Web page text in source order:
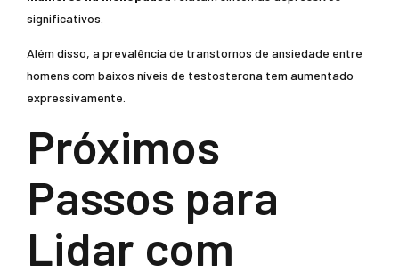
significativos.
Além disso, a prevalência de transtornos de ansiedade entre
homens com baixos níveis de testosterona tem aumentado
expressivamente.
Próximos
Passos para
Lidar com